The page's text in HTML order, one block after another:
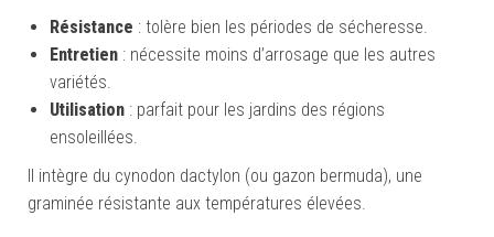
Résistance : tolère bien les périodes de sécheresse.
Entretien : nécessite moins d’arrosage que les autres
variétés.
Utilisation : parfait pour les jardins des régions
ensoleillées.
Il intègre du cynodon dactylon (ou gazon bermuda), une
graminée résistante aux températures élevées.